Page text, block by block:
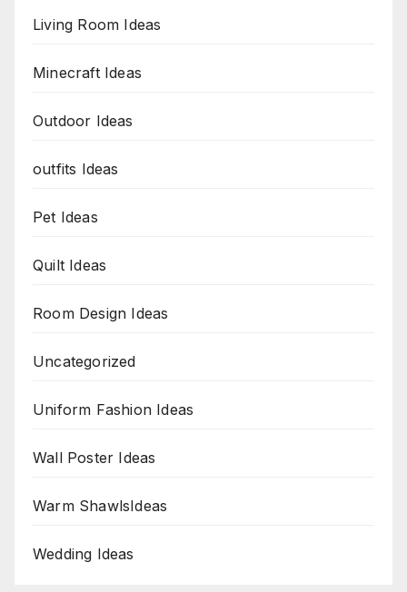
Living Room Ideas
Minecraft Ideas
Outdoor Ideas
outfits Ideas
Pet Ideas
Quilt Ideas
Room Design Ideas
Uncategorized
Uniform Fashion Ideas
Wall Poster Ideas
Warm ShawlsIdeas
Wedding Ideas